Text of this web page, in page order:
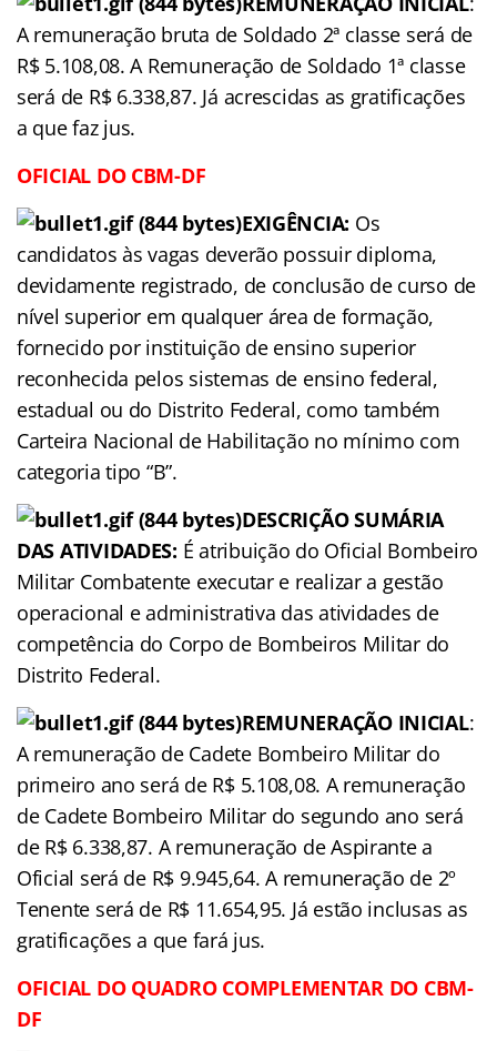
A remuneração bruta de Soldado 2ª classe será de
R$ 5.108,08. A Remuneração de Soldado 1ª classe
será de R$ 6.338,87. Já acrescidas as gratificações
a que faz jus.
OFICIAL DO CBM-DF
EXIGÊNCIA: Os
candidatos às vagas deverão possuir diploma,
devidamente registrado, de conclusão de curso de
nível superior em qualquer área de formação,
fornecido por instituição de ensino superior
reconhecida pelos sistemas de ensino federal,
estadual ou do Distrito Federal, como também
Carteira Nacional de Habilitação no mínimo com
categoria tipo “B”.
DESCRIÇÃOSUMÁRIA
DAS ATIVIDADES: É atribuição do Oficial Bombeiro
Militar Combatente executar e realizar a gestão
operacional e administrativa das atividades de
competência do Corpo de Bombeiros Militar do
Distrito Federal.
REMUNERAÇÃO INICIAL:
A remuneração de Cadete Bombeiro Militar do
primeiro ano será de R$ 5.108,08. A remuneração
de Cadete Bombeiro Militar do segundo ano será
de R$ 6.338,87. A remuneração de Aspirante a
Oficial será de R$ 9.945,64. A remuneração de 2º
Tenente será de R$ 11.654,95. Já estão inclusas as
gratificações a que fará jus.
OFICIAL DO QUADRO COMPLEMENTAR DO CBM-
DF